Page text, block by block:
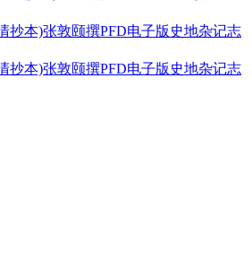
抄本)张敦颐撰PFD电子版史地杂记志
抄本)张敦颐撰PFD电子版史地杂记志